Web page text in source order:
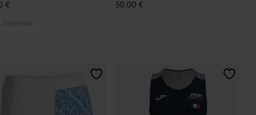
€
disponibili
50,00 €